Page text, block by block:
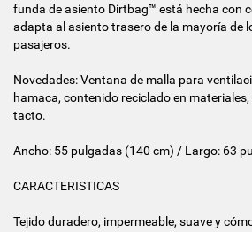
funda de asiento Dirtbag™ está hecha con
adapta al asiento trasero de la mayoría de
pasajeros.
Novedades: Ventana de malla para
hamaca, contenido reciclado en
tacto.
Ancho: 55 pulgadas (140 cm) / Largo: 63
CARACTERISTICAS
Tejido duradero, impermeable, suave y